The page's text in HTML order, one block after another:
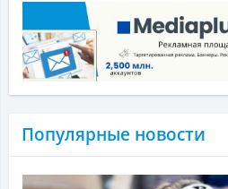
Популярные новости